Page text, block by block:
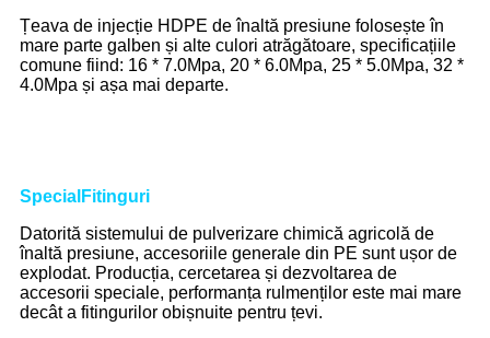
Țeava de injecție HDPE de înaltă presiune folosește în
mare parte galben și alte culori atrăgătoare, specificațiile
comune fiind: 16 * 7.0Mpa, 20 * 6.0Mpa, 25 * 5.0Mpa, 32 *
4.0Mpa și așa mai departe.
Special Fitinguri
Datorită sistemului de pulverizare chimică agricolă de
înaltă presiune, accesoriile generale din PE sunt ușor de
explodat. Producția, cercetarea și dezvoltarea de
accesorii speciale, performanța rulmenților este mai mare
decât a fitingurilor obișnuite pentru țevi.